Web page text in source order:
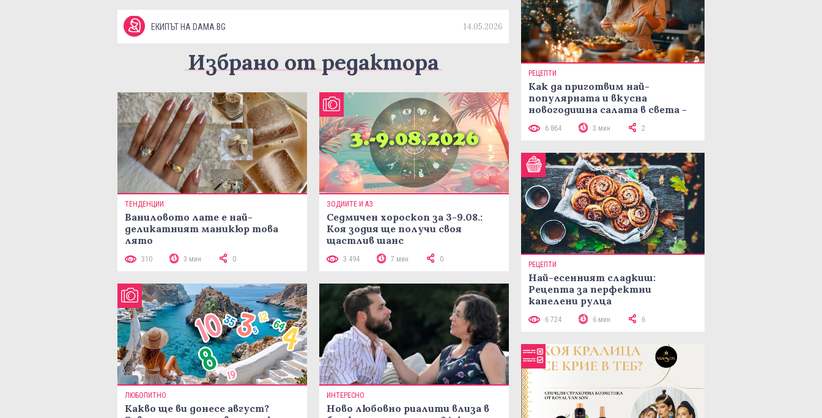
ЕКИПЪТ НА DAMA.BG 14.05.2026
Избрано от редактора
ТЕНДЕНЦИИ
Ваниловото лате е най-
деликатният маникюр това
лято
310 3 мин 0
ЗОДИИТЕ И АЗ
Седмичен хороскоп за 3-9.08.:
Коя зодия ще получи своя
щастлив шанс
3 494 7 мин 0
ЛЮБОПИТНО
Какво ще ви донесе август?
ИНТЕРЕСНО
Ново любовно риалити влиза в
РЕЦЕПТИ
Как да приготвим най-
популярната и вкусна
новогодишна салата в света -
рецепта Мимоза
6 864 3 мин 2
РЕЦЕПТИ
Най-есенният сладкиш:
Рецепта за перфектни
канелени рулца
6 724 6 мин 6